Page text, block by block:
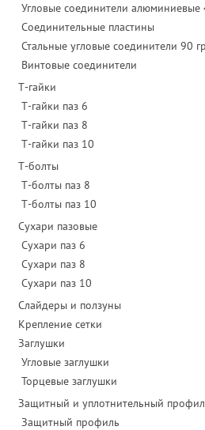
Угловые соединители алюминиевые
Соединительные пластины
Стальные угловые соединители 90
Винтовые соединители
Т-гайки
Т-гайки паз 6
Т-гайки паз 8
Т-гайки паз 10
Т-болты
Т-болты паз 8
Т-болты паз 10
Сухари пазовые
Сухари паз 6
Сухари паз 8
Сухари паз 10
Слайдеры и ползуны
Крепление сетки
Заглушки
Угловые заглушки
Торцевые заглушки
Защитный и уплотнительный
Защитный профиль